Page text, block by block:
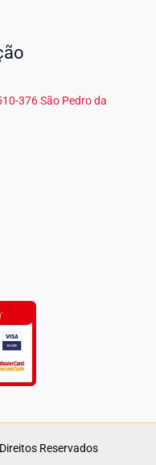
376 São Pedro da
Reservados